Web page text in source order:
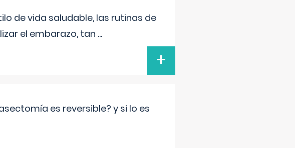
de vida saludable, las rutinas de
el embarazo, tan ...
+
es reversible? y si lo es